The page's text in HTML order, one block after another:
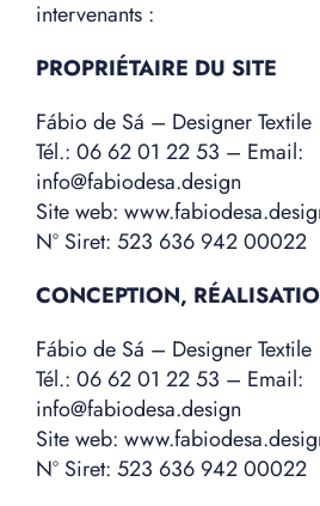
intervenants :
PROPRIÉTAIRE DU SITE
Fábio de Sá – Designer Textile
Tél.: 06 62 01 22 53 – Email:
info@fabiodesa.design
Site web:
Nº Siret: 523 636 942 00022
CONCEPTION,
Fábio de Sá – Designer Textile
Tél.: 06 62 01 22 53 – Email:
info@fabiodesa.design
Site web:
Nº Siret: 523 636 942 00022